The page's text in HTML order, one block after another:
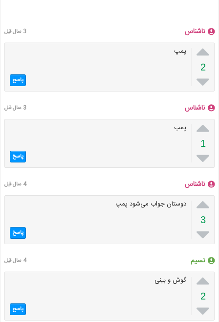
ناشناس 3 سال قبل

2

پمپ
پاسخ
ناشناس 3 سال قبل

1

پمپ
پاسخ
ناشناس 4 سال قبل

3

دوستان جواب می‌شود پمپ
پاسخ
نسیم 4 سال قبل

2

گوش و بینی
پاسخ